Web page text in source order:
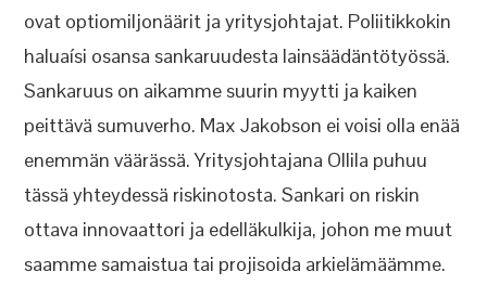
ovat optiomiljonäärit ja yritysjohtajat. Poliitikkokin
haluaísi osansa sankaruudesta lainsäädäntötyössä.
Sankaruus on aikamme suurin myytti ja kaiken
peittävä sumuverho. Max Jakobson ei voisi olla enää
enemmän väärässä. Yritysjohtajana Ollila puhuu
tässä yhteydessä riskinotosta. Sankari on riskin
ottava innovaattori ja edelläkulkija, johon me muut
saamme samaistua tai projisoida arkielämäämme.